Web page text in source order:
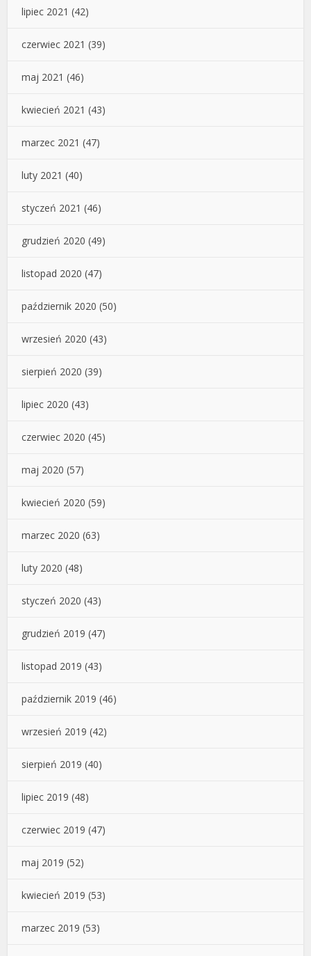
lipiec 2021 (42)
czerwiec 2021 (39)
maj 2021 (46)
kwiecień 2021 (43)
marzec 2021 (47)
luty 2021 (40)
styczeń 2021 (46)
grudzień 2020 (49)
listopad 2020 (47)
październik 2020 (50)
wrzesień 2020 (43)
sierpień 2020 (39)
lipiec 2020 (43)
czerwiec 2020 (45)
maj 2020 (57)
kwiecień 2020 (59)
marzec 2020 (63)
luty 2020 (48)
styczeń 2020 (43)
grudzień 2019 (47)
listopad 2019 (43)
październik 2019 (46)
wrzesień 2019 (42)
sierpień 2019 (40)
lipiec 2019 (48)
czerwiec 2019 (47)
maj 2019 (52)
kwiecień 2019 (53)
marzec 2019 (53)